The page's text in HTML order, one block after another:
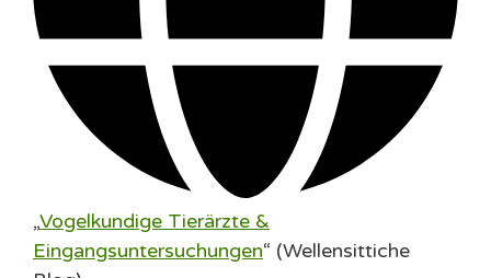
„Vogelkundige Tierärzte &
Eingangsuntersuchungen“ (Wellensittiche